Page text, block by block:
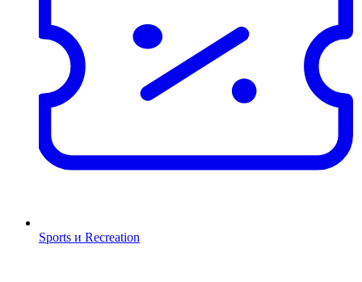
Sports и Recreation